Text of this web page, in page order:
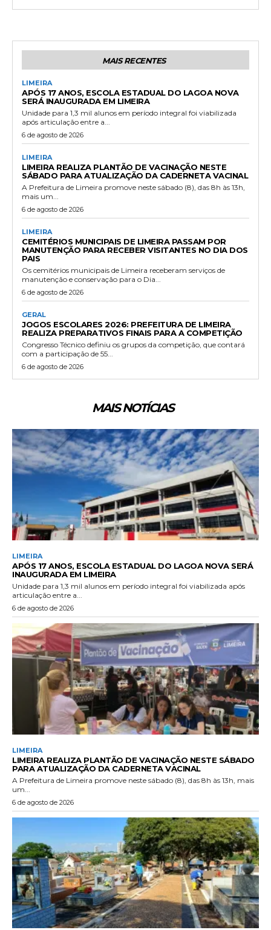
MAIS RECENTES
LIMEIRA
APÓS 17 ANOS, ESCOLA ESTADUAL DO LAGOA NOVA
SERÁ INAUGURADA EM LIMEIRA
Unidade para 1,3 mil alunos em período integral foi viabilizada
após articulação entre a...
6 de agosto de 2026
LIMEIRA
LIMEIRA REALIZA PLANTÃO DE VACINAÇÃO NESTE
SÁBADO PARA ATUALIZAÇÃO DA CADERNETA VACINAL
A Prefeitura de Limeira promove neste sábado (8), das 8h às 13h,
mais um...
6 de agosto de 2026
LIMEIRA
CEMITÉRIOS MUNICIPAIS DE LIMEIRA PASSAM POR
MANUTENÇÃO PARA RECEBER VISITANTES NO DIA DOS
PAIS
Os cemitérios municipais de Limeira receberam serviços de
manutenção e conservação para o Dia...
6 de agosto de 2026
GERAL
JOGOS ESCOLARES 2026: PREFEITURA DE LIMEIRA
REALIZA PREPARATIVOS FINAIS PARA A COMPETIÇÃO
Congresso Técnico definiu os grupos da competição, que contará
com a participação de 55...
6 de agosto de 2026
MAIS NOTÍCIAS
LIMEIRA
APÓS 17 ANOS, ESCOLA ESTADUAL DO LAGOA NOVA SERÁ
INAUGURADA EM LIMEIRA
Unidade para 1,3 mil alunos em período integral foi viabilizada após
articulação entre a...
6 de agosto de 2026
LIMEIRA
LIMEIRA REALIZA PLANTÃO DE VACINAÇÃO NESTE SÁBADO
PARA ATUALIZAÇÃO DA CADERNETA VACINAL
A Prefeitura de Limeira promove neste sábado (8), das 8h às 13h, mais
um...
6 de agosto de 2026